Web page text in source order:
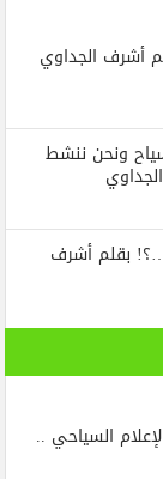
أشرف الجداوي
ونحن ننشط
بقلم أشرف
السياحي ..